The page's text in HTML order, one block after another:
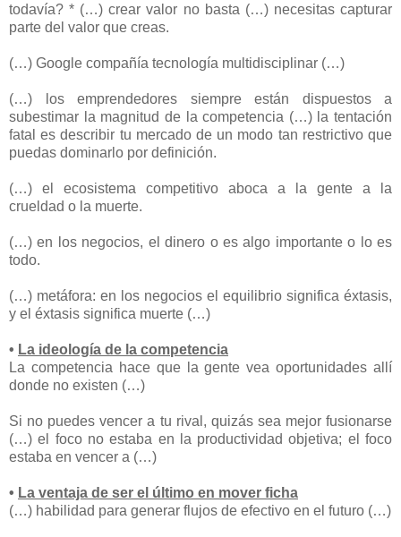
todavía? * (…) crear valor no basta (…) necesitas capturar
parte del valor que creas.
(…) Google compañía tecnología multidisciplinar (…)
(…) los emprendedores siempre están dispuestos a
subestimar la magnitud de la competencia (…) la tentación
fatal es describir tu mercado de un modo tan restrictivo que
puedas dominarlo por definición.
(…) el ecosistema competitivo aboca a la gente a la
crueldad o la muerte.
(…) en los negocios, el dinero o es algo importante o lo es
todo.
(…) metáfora: en los negocios el equilibrio significa éxtasis,
y el éxtasis significa muerte (…)
• La ideología de la competencia
La competencia hace que la gente vea oportunidades allí
donde no existen (…)
Si no puedes vencer a tu rival, quizás sea mejor fusionarse
(…) el foco no estaba en la productividad objetiva; el foco
estaba en vencer a (…)
• La ventaja de ser el último en mover ficha
(…) habilidad para generar flujos de efectivo en el futuro (…)